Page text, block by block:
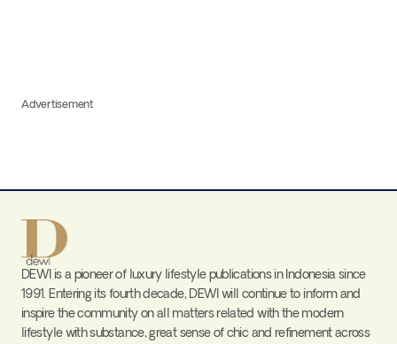
Advertisement
DEWI is a pioneer of luxury lifestyle publications in Indonesia since
1991. Entering its fourth decade, DEWI will continue to inform and
inspire the community on all matters related with the modern
lifestyle with substance, great sense of chic and refinement across